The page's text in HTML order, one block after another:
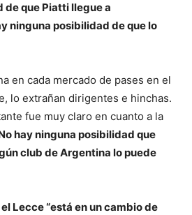
de que Piatti llegue a
ninguna posibilidad de que lo
en cada mercado de pases en el
lo extrañan dirigentes e hinchas.
fue muy claro en cuanto a la
hay ninguna posibilidad que
club de Argentina lo puede
Lecce“está en un cambio de